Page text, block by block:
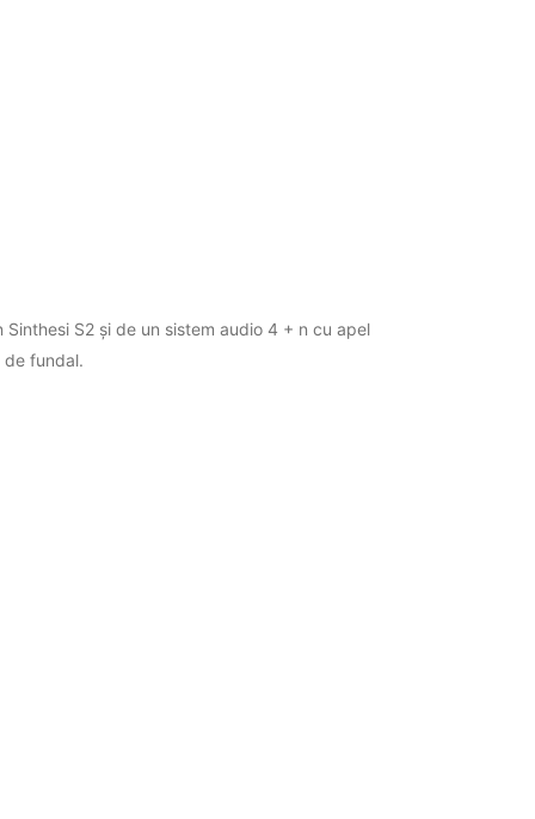
S2 și de un sistem audio 4 + n cu apel
de fundal.